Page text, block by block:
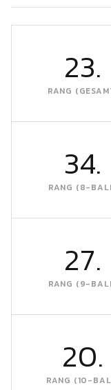
23.
RANG
34.
RANG (8-
27.
RANG (9-
20.
RANG (10-